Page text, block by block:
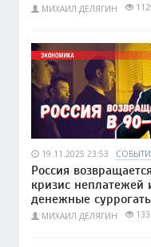
МИХАИЛ ДЕЛЯГИН
19.11.2025 23:53
Россия
кризис неплатежей
денежные
МИХАИЛ ДЕЛЯГИН